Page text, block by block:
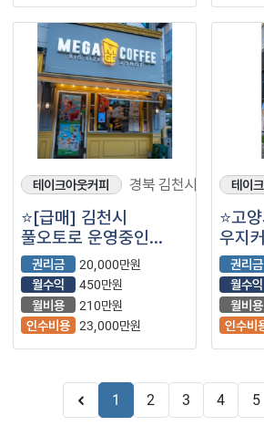
테이크아웃커피 경북 김천시
⭐️[급매] 김천시
풀오토로 운영중인
메가커피 ⭐️
권리금
20,000만원
월수익
450만원
월비용
210만원
인수비용 23,000만원
테이
⭐️고
우지
저렴
권리금
월수익
월비용
인수비
1 2 3 4 5